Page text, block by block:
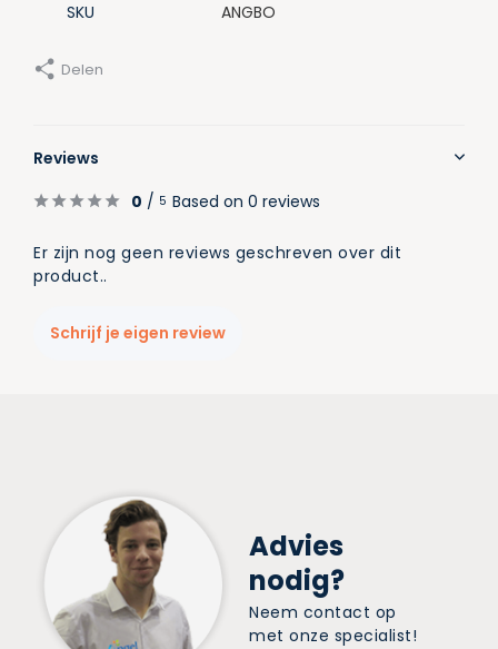
SKU ANGBO
Delen
Reviews
0 / 5 Based on 0 reviews
Er zijn nog geen reviews geschreven over dit
product..
Schrijf je eigen review
Advies
nodig?
Neem contact op
met onze specialist!